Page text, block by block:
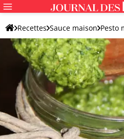
Recettes Sauce maison Pesto